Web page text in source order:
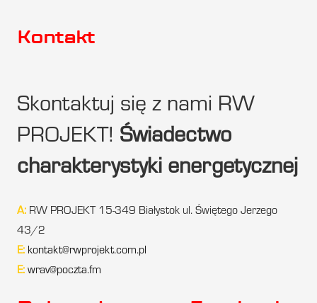
Kontakt
Skontaktuj się z nami RW
PROJEKT! Świadectwo
charakterystyki energetycznej
A: RW PROJEKT 15-349 Białystok ul. Świętego Jerzego
43/2
E: kontakt@rwprojekt.com.pl
E: wrav@poczta.fm